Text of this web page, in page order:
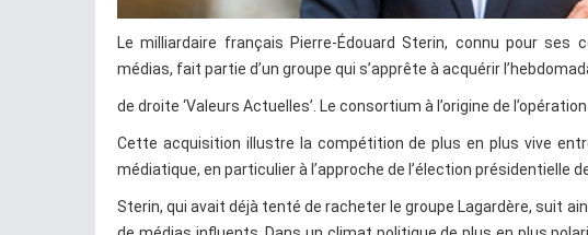
Le milliardaire français Pierre-Édouard Sterin, connu pour
médias, fait partie d’un groupe qui s’apprête à acquérir
de droite ‘Valeurs Actuelles’. Le consortium à l’origine de
Cette acquisition illustre la compétition de plus en plus vive
médiatique, en particulier à l’approche de l’élection présidentielle
Sterin, qui avait déjà tenté de racheter le groupe Lagardère, suit